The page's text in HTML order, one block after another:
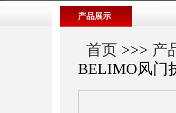
产品展示
首页 >>> 产
BELIMO风门